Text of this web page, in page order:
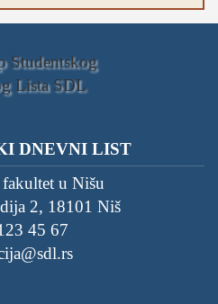
DNEVNI LIST
u Nišu
2, 18101 Niš
45 67